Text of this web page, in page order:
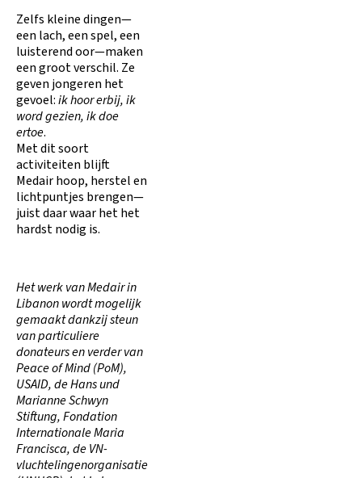
Zelfs kleine dingen—
een lach, een spel, een
luisterend oor—maken
een groot verschil. Ze
geven jongeren het
gevoel:ik hoor erbij, ik
word gezien, ik doe
ertoe.
Met dit soort
activiteiten blijft
Medair hoop, herstel en
lichtpuntjes brengen—
juist daar waar het het
hardst nodig is.
Het werk van Medair in
Libanon wordt mogelijk
gemaakt dankzij steun
van particuliere
donateurs en verder van
Peace of Mind (PoM),
USAID, de Hans und
Marianne Schwyn
Stiftung, Fondation
Internationale Maria
Francisca, de VN-
vluchtelingenorganisatie